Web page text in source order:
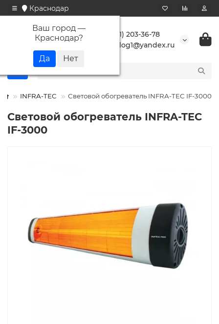
Краснодар
Ваш город —
Краснодар?
+7 (861) 203-36-78
buranlog1@yandex.ru
INFRA-TEC Световой обогреватель INFRA-TEC IF-3000
Световой обогреватель INFRA-TEC
IF-3000